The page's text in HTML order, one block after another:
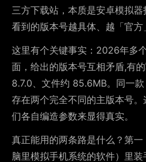
三方下载站，本质是安卓模拟
看到的版本号越具体、越「官方
这里有个关键事实：2026年多
面，给出的版本号互相矛盾,有
8.7.0、文件约 85.6MB。同一
存在两个完全不同的主版本号
们各自编造参数来显得真实。
真正能用的两条路是什么？第
脑里模拟手机系统的软件）里